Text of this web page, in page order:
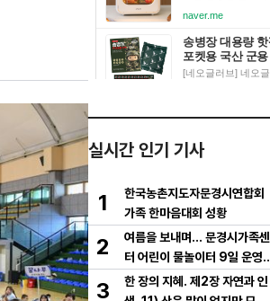
실시간 인기 기사
1
한국농촌지도자문경시연합회
가족 한마음대회 성황
2
여름을 보내며… 문경시가족센
터 어린이 물놀이터 9일 운영
마무리
3
한 장의 지혜. 제2장 자연과 인